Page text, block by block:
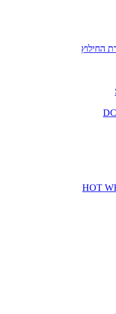
החילוץ